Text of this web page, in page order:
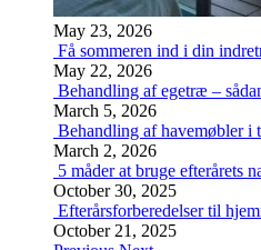
May 23, 2026
Få sommeren ind i din
May 22, 2026
Behandling af egetræ –
March 5, 2026
Behandling af havemøbler i
March 2, 2026
5 måder at bruge efterårets
October 30, 2025
Efterårsforberedelser til
October 21, 2025